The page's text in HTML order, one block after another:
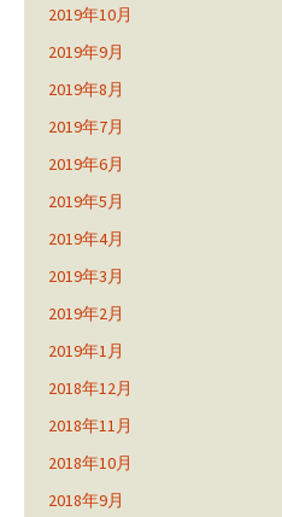
2019年10月
2019年9月
2019年8月
2019年7月
2019年6月
2019年5月
2019年4月
2019年3月
2019年2月
2019年1月
2018年12月
2018年11月
2018年10月
2018年9月